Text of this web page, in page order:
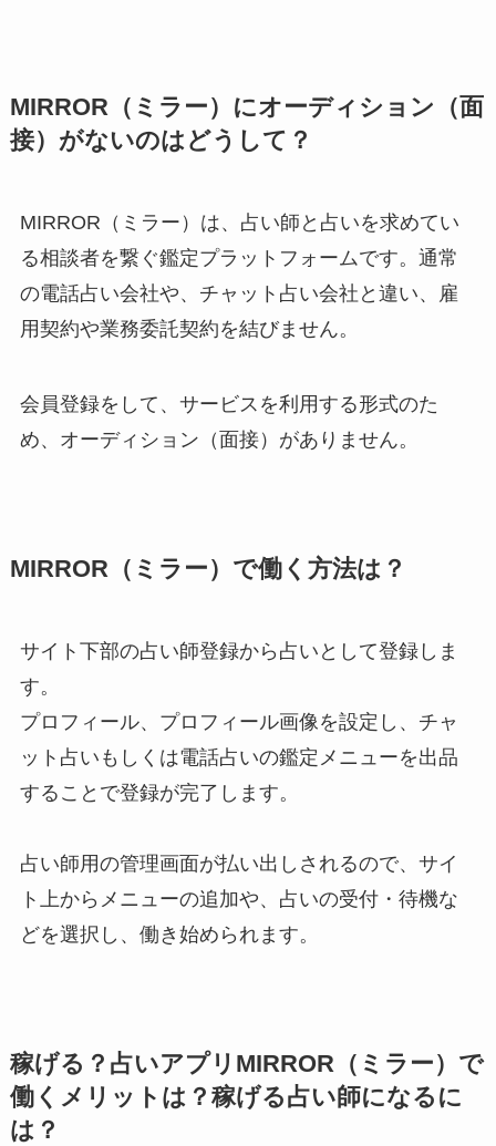
MIRROR（ミラー）にオーディション（面
接）がないのはどうして？
MIRROR（ミラー）は、占い師と占いを求めてい
る相談者を繋ぐ鑑定プラットフォームです。通常
の電話占い会社や、チャット占い会社と違い、雇
用契約や業務委託契約を結びません。
会員登録をして、サービスを利用する形式のた
め、オーディション（面接）がありません。
MIRROR（ミラー）で働く方法は？
サイト下部の占い師登録から占いとして登録しま
す。
プロフィール、プロフィール画像を設定し、チャ
ット占いもしくは電話占いの鑑定メニューを出品
することで登録が完了します。
占い師用の管理画面が払い出しされるので、サイ
ト上からメニューの追加や、占いの受付・待機な
どを選択し、働き始められます。
稼げる？占いアプリMIRROR（ミラー）で
働くメリットは？稼げる占い師になるに
は？